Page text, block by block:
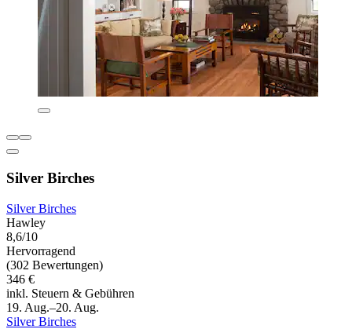
Silver Birches
Silver Birches
Hawley
8,6/10
Hervorragend
(302 Bewertungen)
346 €
inkl. Steuern & Gebühren
19. Aug.–20. Aug.
Silver Birches